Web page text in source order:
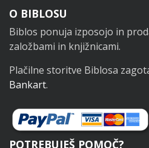
Noga
O BIBLOSU
Biblos ponuja izposojo in
založbami in knjižnicami.
Plačilne storitve Biblosa
Bankart.
POTREBUJEŠ POMOČ?